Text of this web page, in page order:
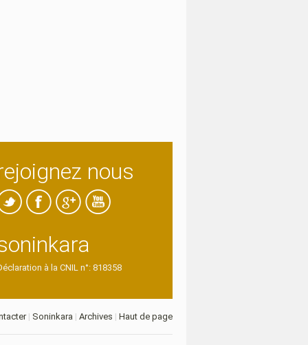
nous
à la CNIL n°: 818358
| Soninkara | Archives | Haut de page